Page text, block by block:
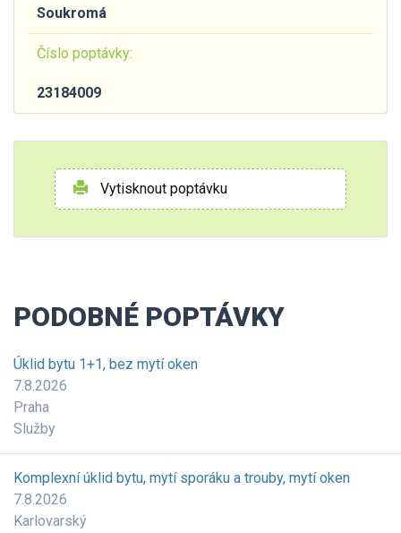
Soukromá
Číslo poptávky:
23184009
Vytisknout poptávku
PODOBNÉ POPTÁVKY
Úklid bytu 1+1, bez mytí oken
7.8.2026
Praha
Služby
Komplexní úklid bytu, mytí sporáku a trouby, mytí oken
7.8.2026
Karlovarský